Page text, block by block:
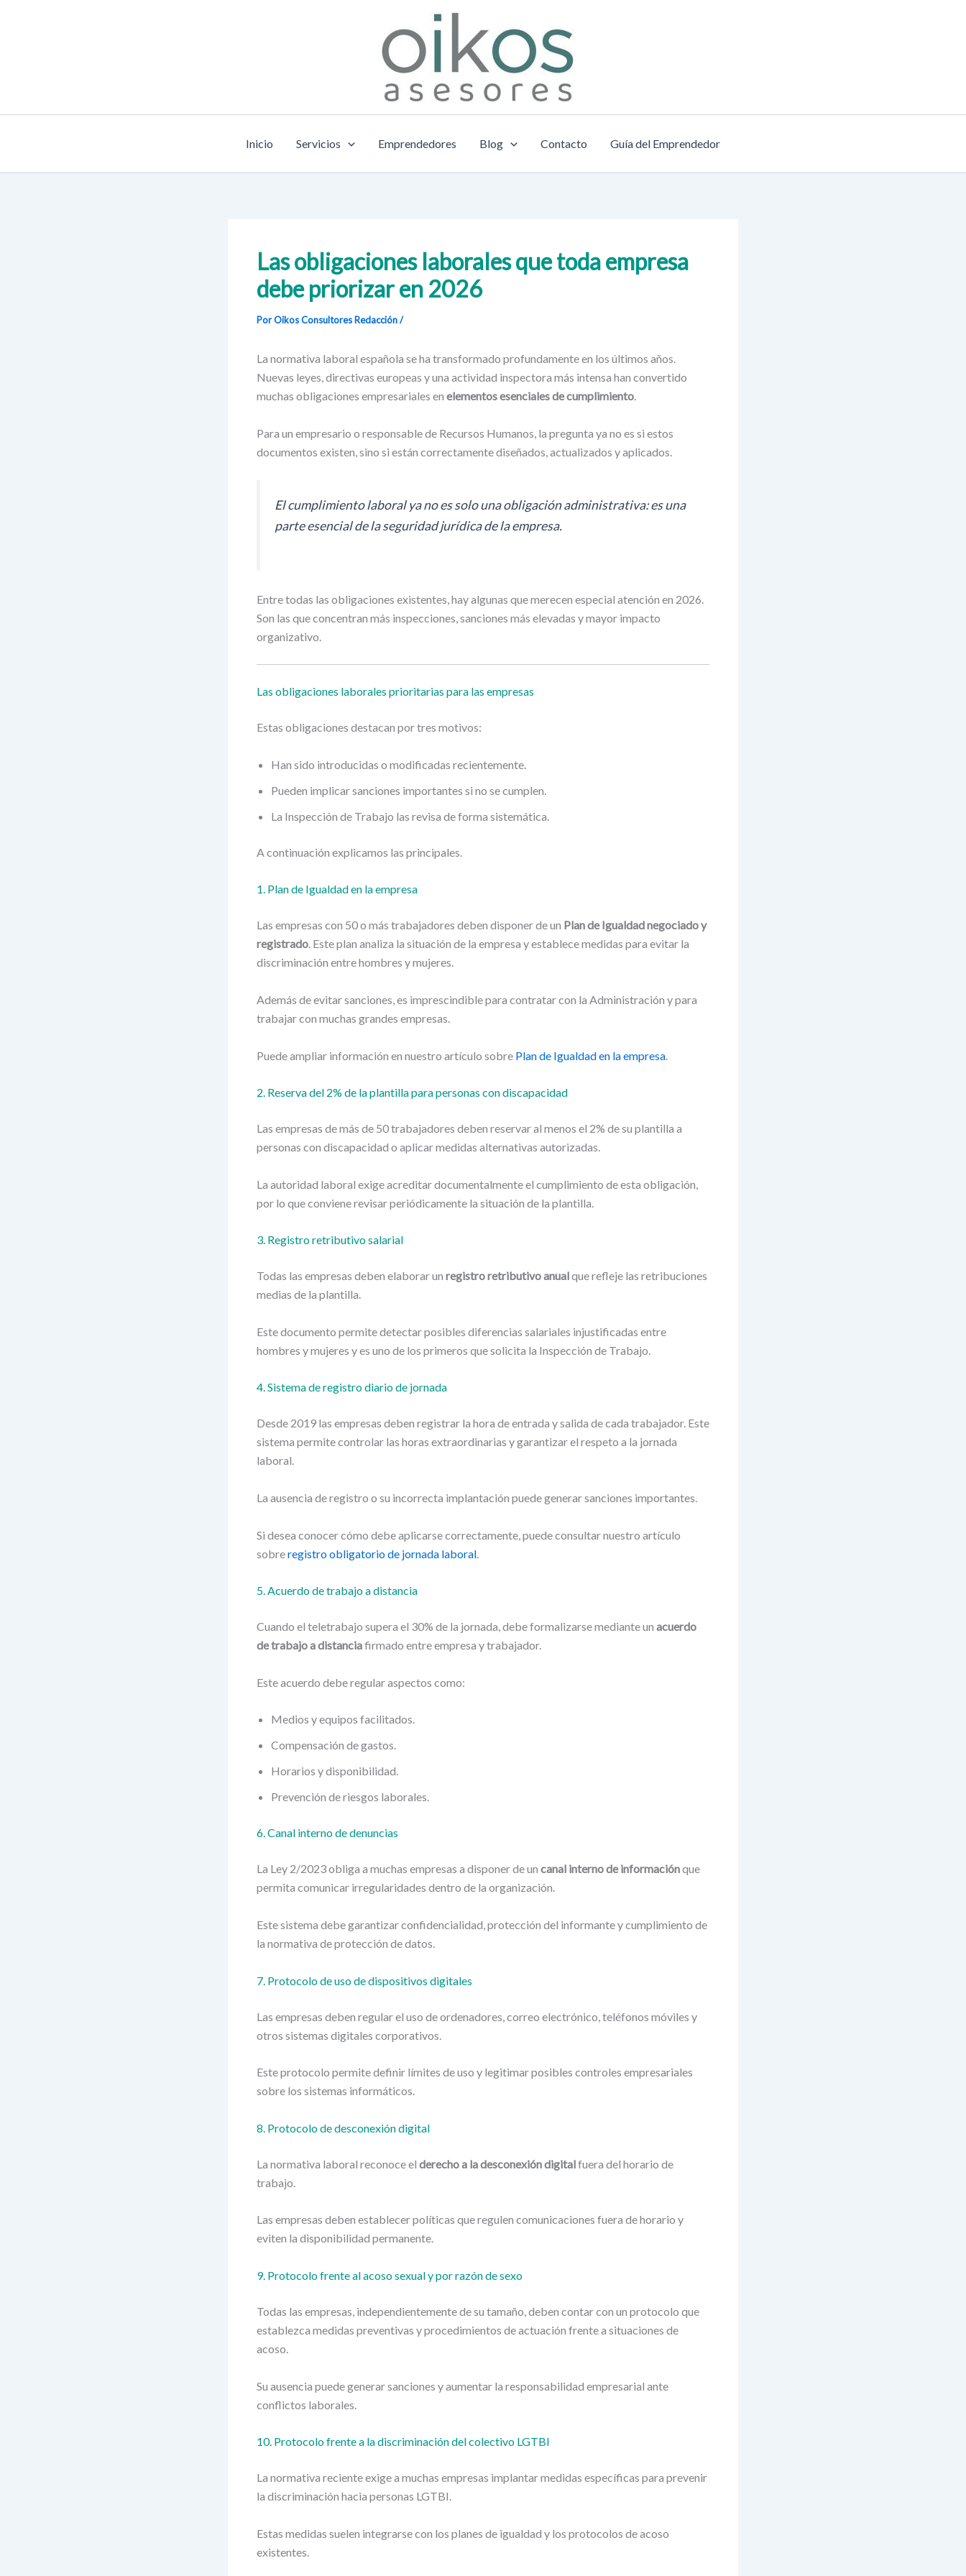
Inicio Servicios Emprendedores Blog Contacto Guía del Emprendedor
Las obligaciones laborales que toda empresa
debe priorizar en 2026
Por Oikos Consultores Redacción/
La normativa laboral española se ha transformado profundamente en los últimos años.
Nuevas leyes, directivas europeas y una actividad inspectora más intensa han convertido
muchas obligaciones empresariales en elementos esenciales de cumplimiento.
Para un empresario o responsable de Recursos Humanos, la pregunta ya no es si estos
documentos existen, sino si están correctamente diseñados, actualizados y aplicados.
El cumplimiento laboral ya no es solo una obligación administrativa: es una
parte esencial de la seguridad jurídica de la empresa.
Entre todas las obligaciones existentes, hay algunas que merecen especial atención en 2026.
Son las que concentran más inspecciones, sanciones más elevadas y mayor impacto
organizativo.
Las obligaciones laborales prioritarias para las empresas
Estas obligaciones destacan por tres motivos:
Han sido introducidas o modificadas recientemente.
Pueden implicar sanciones importantes si no se cumplen.
La Inspección de Trabajo las revisa de forma sistemática.
A continuación explicamos las principales.
1. Plan de Igualdad en la empresa
Las empresas con 50 o más trabajadores deben disponer de un Plan de Igualdad negociado y
registrado. Este plan analiza la situación de la empresa y establece medidas para evitar la
discriminación entre hombres y mujeres.
Además de evitar sanciones, es imprescindible para contratar con la Administración y para
trabajar con muchas grandes empresas.
Puede ampliar información en nuestro artículo sobre Plan de Igualdad en la empresa
2. Reserva del 2% de la plantilla para personas con discapacidad
Las empresas de más de 50 trabajadores deben reservar al menos el 2% de su plantilla a
personas con discapacidad o aplicar medidas alternativas autorizadas.
La autoridad laboral exige acreditar documentalmente el cumplimiento de esta obligación,
por lo que conviene revisar periódicamente la situación de la plantilla.
3. Registro retributivo salarial
Todas las empresas deben elaborar un registro retributivo anualque refleje las retribuciones
medias de la plantilla.
Este documento permite detectar posibles diferencias salariales injustificadas entre
hombres y mujeres y es uno de los primeros que solicita la Inspección de Trabajo.
4. Sistema de registro diario de jornada
Desde 2019 las empresas deben registrar la hora de entrada y salida de cada trabajador. Este
sistema permite controlar las horas extraordinarias y garantizar el respeto a la jornada
laboral.
La ausencia de registro o su incorrecta implantación puede generar sanciones importantes.
Si desea conocer cómo debe aplicarse correctamente, puede consultar nuestro artículo
sobreregistro obligatorio de jornada laboral
5. Acuerdo de trabajo a distancia
Cuando el teletrabajo supera el 30% de la jornada, debe formalizarse mediante un acuerdo
de trabajo a distanciafirmado entre empresa y trabajador.
Este acuerdo debe regular aspectos como:
Medios y equipos facilitados.
Compensación de gastos.
Horarios y disponibilidad.
Prevención de riesgos laborales.
6. Canal interno de denuncias
La Ley 2/2023 obliga a muchas empresas a disponer de un canal interno de informaciónque
permita comunicar irregularidades dentro de la organización.
Este sistema debe garantizar confidencialidad, protección del informante y cumplimiento de
la normativa de protección de datos.
7. Protocolo de uso de dispositivos digitales
Las empresas deben regular el uso de ordenadores, correo electrónico, teléfonos móviles y
otros sistemas digitales corporativos.
Este protocolo permite definir límites de uso y legitimar posibles controles empresariales
sobre los sistemas informáticos.
8. Protocolo de desconexión digital
La normativa laboral reconoce el derecho a la desconexión digitalfuera del horario de
trabajo.
Las empresas deben establecer políticas que regulen comunicaciones fuera de horario y
eviten la disponibilidad permanente.
9. Protocolo frente al acoso sexual y por razón de sexo
Todas las empresas, independientemente de su tamaño, deben contar con un protocolo que
establezca medidas preventivas y procedimientos de actuación frente a situaciones de
acoso.
Su ausencia puede generar sanciones y aumentar la responsabilidad empresarial ante
conflictos laborales.
10. Protocolo frente a la discriminación del colectivo LGTBI
La normativa reciente exige a muchas empresas implantar medidas específicas para prevenir
la discriminación hacia personas LGTBI.
Estas medidas suelen integrarse con los planes de igualdad y los protocolos de acoso
existentes.